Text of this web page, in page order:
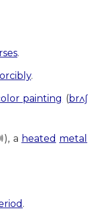
.
.
painting (brʌʃ
a heated metal
.